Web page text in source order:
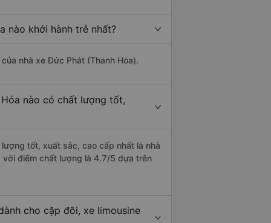
nào khởi hành trễ nhất?
nhà xe Đức Phát (Thanh Hóa).
nào có chất lượng tốt,
tốt, xuất sắc, cao cấp nhất là nhà
với điểm chất lượng là 4.7/5 dựa trên
cho cặp đôi, xe limousine